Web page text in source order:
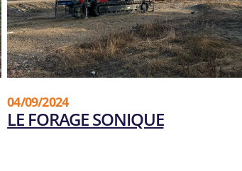
04/09/2024
LE FORAGE SONIQUE